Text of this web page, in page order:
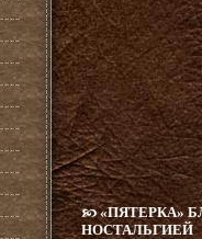
«ПЯТЕРКА»
НОСТАЛЬГИЕЙ